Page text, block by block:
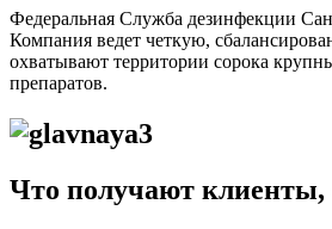
Федеральная Служба дезинфекции
Компания ведет четкую,
охватывают территории сорока
препаратов.
Что получают